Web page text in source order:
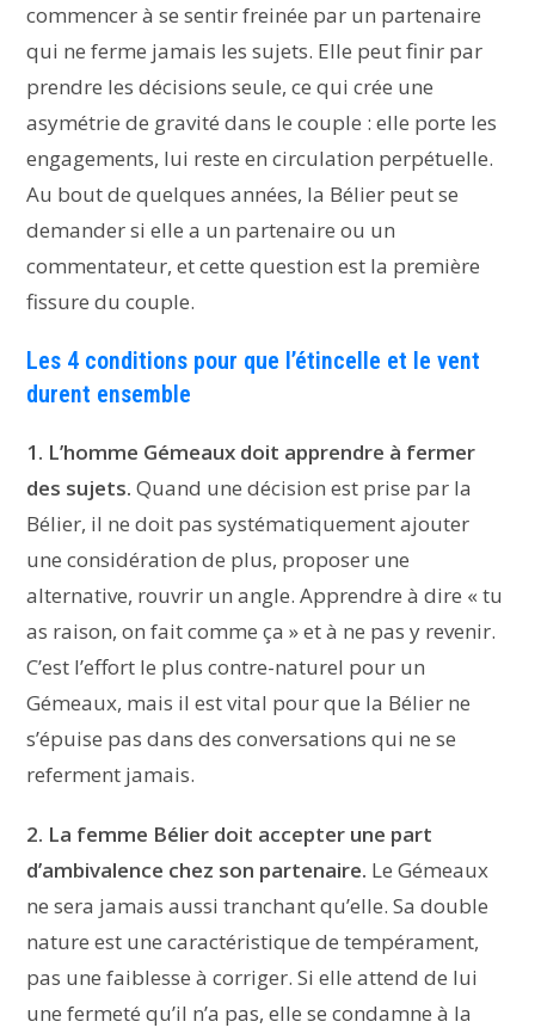
commencer à se sentir freinée par un partenaire
qui ne ferme jamais les sujets. Elle peut finir par
prendre les décisions seule, ce qui crée une
asymétrie de gravité dans le couple : elle porte les
engagements, lui reste en circulation perpétuelle.
Au bout de quelques années, la Bélier peut se
demander si elle a un partenaire ou un
commentateur, et cette question est la première
fissure du couple.
Les 4 conditions pour que l’étincelle et le vent
durent ensemble
1. L’homme Gémeaux doit apprendre à fermer
des sujets. Quand une décision est prise par la
Bélier, il ne doit pas systématiquement ajouter
une considération de plus, proposer une
alternative, rouvrir un angle. Apprendre à dire « tu
as raison, on fait comme ça » et à ne pas y revenir.
C’est l’effort le plus contre-naturel pour un
Gémeaux, mais il est vital pour que la Bélier ne
s’épuise pas dans des conversations qui ne se
referment jamais.
2. La femme Bélier doit accepter une part
d’ambivalence chez son partenaire. Le Gémeaux
ne sera jamais aussi tranchant qu’elle. Sa double
nature est une caractéristique de tempérament,
pas une faiblesse à corriger. Si elle attend de lui
une fermeté qu’il n’a pas, elle se condamne à la